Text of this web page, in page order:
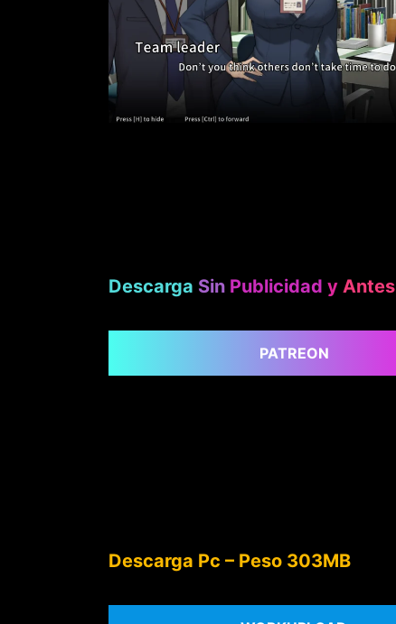
Descarga Sin Publicidad y Antes
PATREON
Descarga Pc – Peso 303MB